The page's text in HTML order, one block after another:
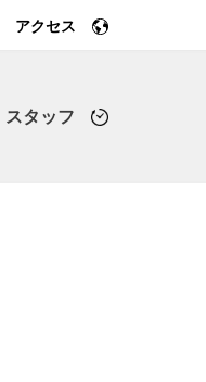
アクセス
スタッフ